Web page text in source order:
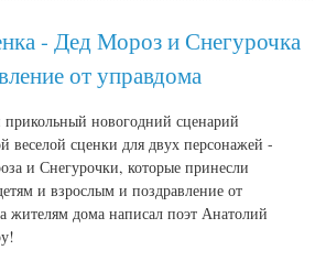
- Дед Мороз и Снегурочка
от управдома
прикольный новогодний сценарий
веселой сценки для двух персонажей -
и Снегурочки, которые принесли
и взрослым и поздравление от
жителям дома написал поэт Анатолий